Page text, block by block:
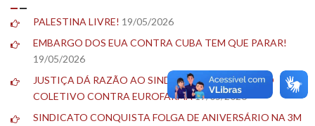
PALESTINA LIVRE! 19/05/2026
EMBARGO DOS EUA CONTRA CUBA TEM QUE PARAR!
19/05/2026
JUSTIÇA DÁ RAZÃO AO SINDICATO EM PROCESSO
COLETIVO CONTRA EUROFARMA19/05/2026
SINDICATO CONQUISTA FOLGA DE ANIVERSÁRIO NA 3M